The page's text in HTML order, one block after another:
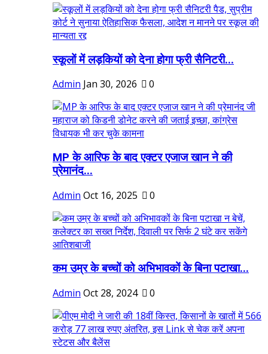
स्कूलों में लड़कियों को देना होगा फ्री सैनिटरी...
Admin Jan 30, 2026 0
MP के आरिफ के बाद एक्टर एजाज खान ने की
प्रेमानंद...
Admin Oct 16, 2025 0
कम उम्र के बच्चों को अभिभावकों के बिना पटाखा...
Admin Oct 28, 2024 0